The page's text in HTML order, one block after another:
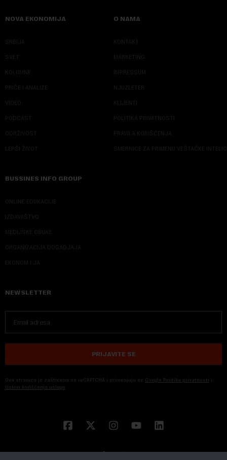
NOVA EKONOMIJA
SRBIJA
SVET
KOLUMNE
PRIČE I ANALIZE
VIDEO
PODCAST
ODRŽIVOST
LEPŠI ŽIVOT
O NAMA
KONTAKT
MARKETING
IMPRESSUM
NJUZLETER
KLIJENTI
POLITIKA PRIVATNOSTI
PRAVILA KORIŠĆENJA
SMERNICE ZA PRIMENU VEŠTAČKE
BUSSINES INFO GROUP
ONLINE EDUKACIJE
IZDAVAŠTVO
MEDIJSKE OBUKE
ORGANIZACIJA DOGADJAJA
EKONOM I JA
NEWSLETTER
PRIJAVITE SE
Ova stranica je zaštićena sa reCAPTCHA i primenjuju se Google Politika privatnosti i
Uslovi korišćenja usluge